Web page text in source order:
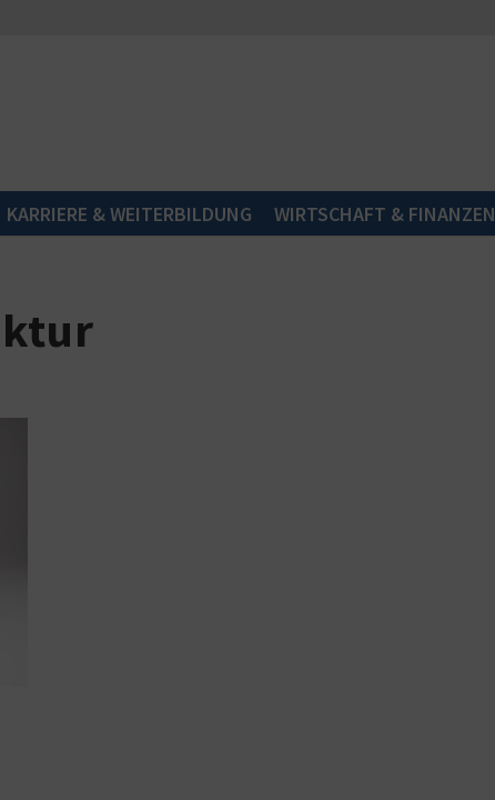
KARRIERE & WEITERBILDUNG WIRTSCHAFT & FINANZEN